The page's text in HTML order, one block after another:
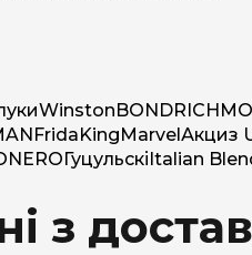
WinstonBOND
FridaKingMarvelАкциз
NEROГуцульскіItalian
з